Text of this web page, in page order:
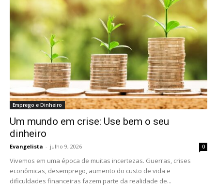
Emprego e Dinheiro
Um mundo em crise: Use bem o seu
dinheiro
Evangelista - julho 9, 2026 0
Vivemos em uma época de muitas incertezas. Guerras, crises
econômicas, desemprego, aumento do custo de vida e
dificuldades financeiras fazem parte da realidade de...